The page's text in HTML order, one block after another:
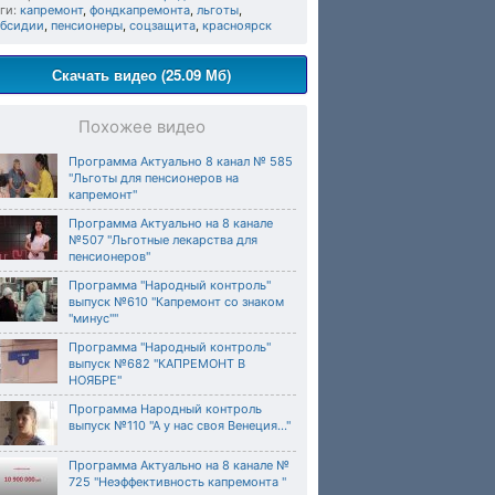
капремонт, фондкапремонта, льготы,
, пенсионеры, соцзащита, красноярск
Скачать видео (25.09 Мб)
Похожее видео
Программа Актуально 8 канал № 585
"Льготы для пенсионеров на
капремонт"
Программа Актуально на 8 канале
№507 "Льготные лекарства для
пенсионеров"
Программа "Народный контроль"
выпуск №610 "Капремонт со знаком
"минус""
Программа "Народный контроль"
выпуск №682 "КАПРЕМОНТ В
НОЯБРЕ"
Программа Народный контроль
выпуск №110 "А у нас своя Венеция..."
Программа Актуально на 8 канале №
725 "Неэффективность капремонта "